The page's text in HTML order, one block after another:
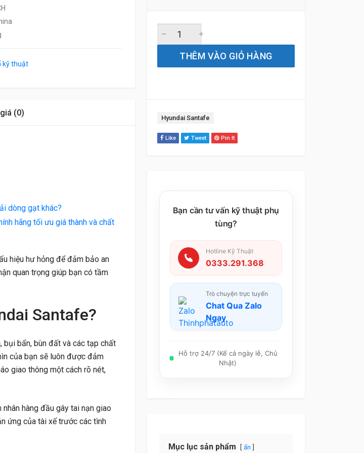
kỹ thuật
THÊM VÀO GIỎ HÀNG
Tag:
Hyundai Santafe
Like Tweet Pin It
Bạn cần tư vấn kỹ thuật phụ
tùng?
Hotline Kỹ Thuật
0333.291.368
Trò chuyện trực tuyến
Chat Qua Zalo
Ngay
Hỗ trợ 24/7 (Kể cả ngày lễ, Chủ
Nhật)
Mục lục sản phẩm ẩn
(0)
dòng gạt khác?
hãng tối ưu giá thành và chất
hiệu hư hỏng để đảm bảo an
quan trọng giúp bạn có tầm
Santafe?
bẩn, bùn đất và các tạp chất
của bạn sẽ luôn được đảm
giao thông một cách rõ nét,
hàng đầu gây tai nạn giao
ứng của tài xế trước các tình